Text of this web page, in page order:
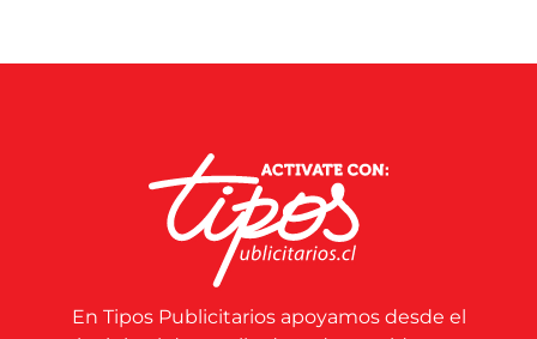
En Tipos Publicitarios apoyamos desde el